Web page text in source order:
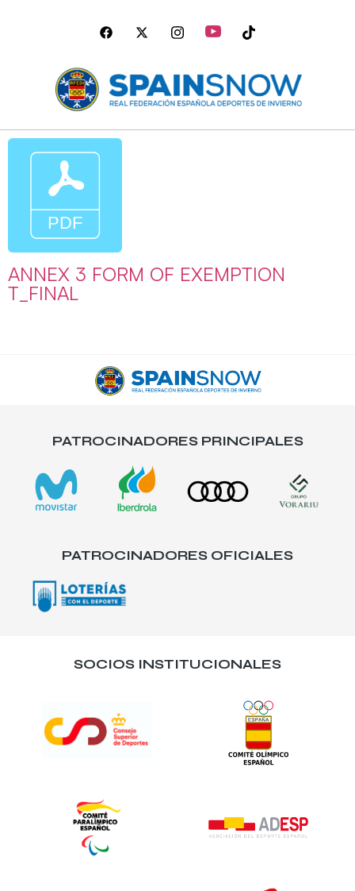
ANNEX 3 FORM OF EXEMPTION
T_FINAL
PATROCINADORES PRINCIPALES
PATROCINADORES OFICIALES
SOCIOS INSTITUCIONALES